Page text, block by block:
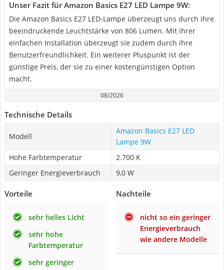
Unser Fazit für Amazon Basics E27 LED Lampe 9W:
Die Amazon Basics E27 LED-Lampe überzeugt uns durch ihre
beeindruckende Leuchtstärke von 806 Lumen. Mit ihrer
einfachen Installation überzeugt sie zudem durch ihre
Benutzerfreundlichkeit. Ein weiterer Pluspunkt ist der
günstige Preis, der sie zu einer kostengünstigen Option
macht.
08/2026
Technische Details
Modell
Amazon Basics E27 LED
Lampe 9W
Hohe Farbtemperatur
2.700 K
Geringer Energieverbrauch
9,0 W
Vorteile
sehr helles Licht
sehr hohe
Farbtemperatur
sehr geringer
Nachteile
nicht so ein geringer
Energieverbrauch
wie andere Modelle